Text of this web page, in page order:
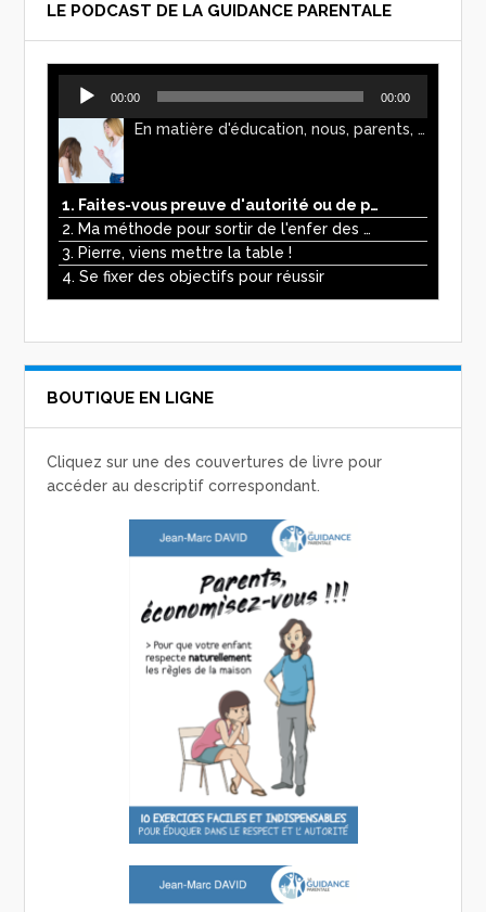
LE PODCAST DE LA GUIDANCE PARENTALE
Lecteur
audio
00:00 00:00
En matière d'éducation, nous, parents, avons l'impression de faire preuve d'autorité. Mais n'est-ce pas, parfois, plutôt un jeu de pouvoir ? Ce podcast vous permettra d'y voir plus clair !
1. Faites-vous preuve d'autorité ou de pouvoir avec vos enfants ?
2. Ma méthode pour sortir de l'enfer des écrans
3. Pierre, viens mettre la table !
4. Se fixer des objectifs pour réussir
BOUTIQUE EN LIGNE
Cliquez sur une des couvertures de livre pour
accéder au descriptif correspondant.